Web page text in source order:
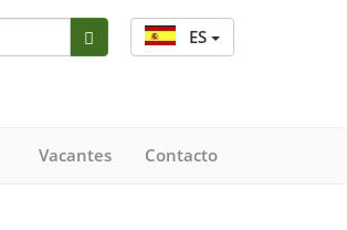
ES
Vacantes Contacto